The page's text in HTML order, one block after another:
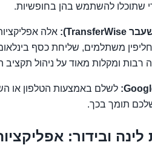
שתוכלו להשתמש בהן בחופשיות.
אלה
משתלמים, שליחת כסף
ומקלות מאוד על ניהול תקציב
לשלם באמצעות הטלפון או
תומך בכך.
ובידור: